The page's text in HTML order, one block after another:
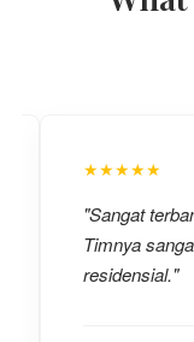
★★★★★
"Sangat
Timnya
residensial."